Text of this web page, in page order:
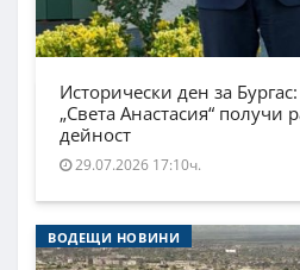
Исторически ден за
„Света Анастасия“ получи
дейност
29.07.2026 17:10ч.
ВОДЕЩИ НОВИНИ